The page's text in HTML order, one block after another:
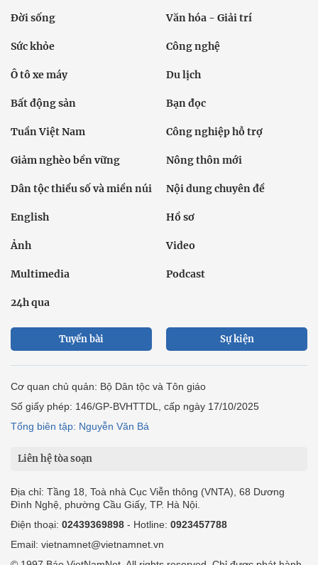
Đời sống Văn hóa - Giải trí
Sức khỏe Công nghệ
Ô tô xe máy Du lịch
Bất động sản Bạn đọc
Tuần Việt Nam Công nghiệp hỗ trợ
Giảm nghèo bền vững Nông thôn mới
Dân tộc thiểu số và miền núi Nội dung chuyên đề
English Hồ sơ
Ảnh Video
Multimedia Podcast
24h qua
Tuyến bài Sự kiện
Cơ quan chủ quản: Bộ Dân tộc và Tôn giáo
Số giấy phép: 146/GP-BVHTTDL, cấp ngày 17/10/2025
Tổng biên tập: Nguyễn Văn Bá
Liên hệ tòa soạn
Địa chỉ: Tầng 18, Toà nhà Cục Viễn thông (VNTA), 68 Dương
Đình Nghệ, phường Cầu Giấy, TP. Hà Nội.
Điện thoại: 02439369898 - Hotline: 0923457788
Email: vietnamnet@vietnamnet.vn